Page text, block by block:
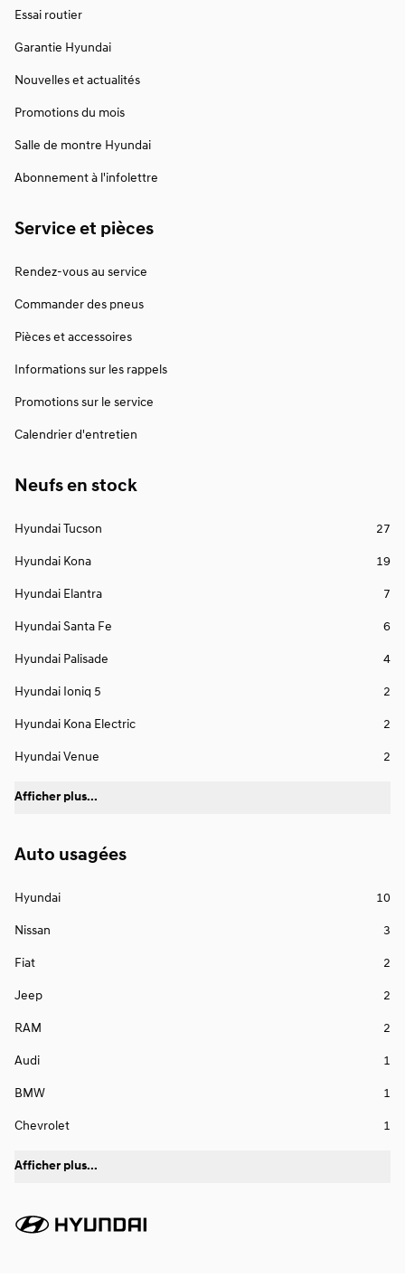
Essai routier
Garantie Hyundai
Nouvelles et actualités
Promotions du mois
Salle de montre Hyundai
Abonnement à l'infolettre
Service et pièces
Rendez-vous au service
Commander des pneus
Pièces et accessoires
Informations sur les rappels
Promotions sur le service
Calendrier d'entretien
Neufs en stock
Hyundai Tucson 27
Hyundai Kona 19
Hyundai Elantra 7
Hyundai Santa Fe 6
Hyundai Palisade 4
Hyundai Ioniq 5 2
Hyundai Kona Electric 2
Hyundai Venue 2
Afficher plus...
Auto usagées
Hyundai 10
Nissan 3
Fiat 2
Jeep 2
RAM 2
Audi 1
BMW 1
Chevrolet 1
Afficher plus...